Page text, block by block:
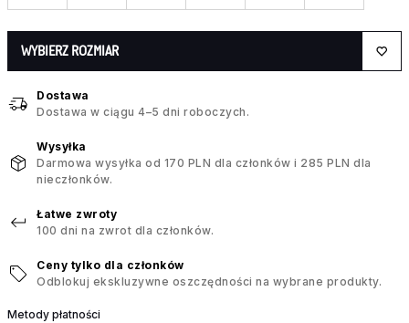
WYBIERZ ROZMIAR
Dostawa
Dostawa w ciągu 4–5 dni roboczych.
Wysyłka
Darmowa wysyłka od 170 PLN dla członków i 285 PLN dla
nieczłonków.
Łatwe zwroty
100 dni na zwrot dla członków.
Ceny tylko dla członków
Odblokuj ekskluzywne oszczędności na wybrane produkty.
Metody płatności